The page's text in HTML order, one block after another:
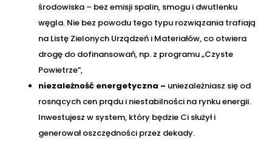
środowiska – bez emisji spalin, smogu i dwutlenku
węgla. Nie bez powodu tego typu rozwiązania trafiają
na Listę Zielonych Urządzeń i Materiałów, co otwiera
drogę do dofinansowań, np. z programu „Czyste
Powietrze”,
niezależność energetyczna – uniezależniasz się od
rosnących cen prądu i niestabilności na rynku energii.
Inwestujesz w system, który będzie Ci służył i
generował oszczędności przez dekady.